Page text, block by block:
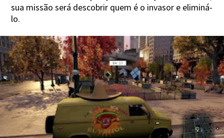
sua missão será descobrir quem é o invasor e eliminá-
lo.